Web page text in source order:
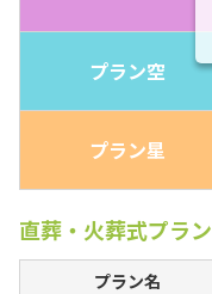
プラン空
プラン星
直葬・火葬式プラン
プラン名